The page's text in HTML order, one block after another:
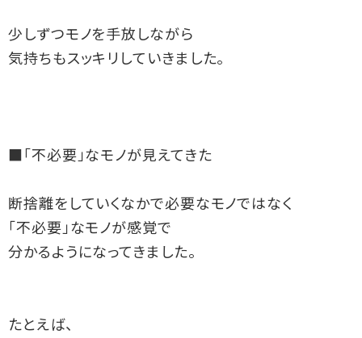
少しずつモノを手放しながら
気持ちもスッキリしていきました。
■「不必要」なモノが見えてきた
断捨離をしていくなかで必要なモノではなく
「不必要」なモノが感覚で
分かるようになってきました。
たとえば、